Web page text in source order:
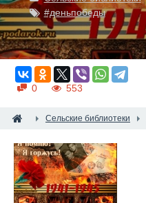
#деньпобеды
0 553
Сельские библиотеки